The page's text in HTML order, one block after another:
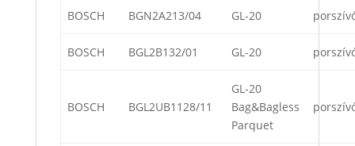
BOSCH BGN2A213/04 GL-20
BOSCH BGL2B132/01 GL-20
BOSCH BGL2UB1128/11
GL-20
Bag&Bagless
Parquet